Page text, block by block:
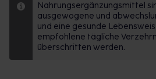
Nahrungsergänzungsmittel
ausgewogene und
und eine gesunde
empfohlene tägliche
überschritten werden.